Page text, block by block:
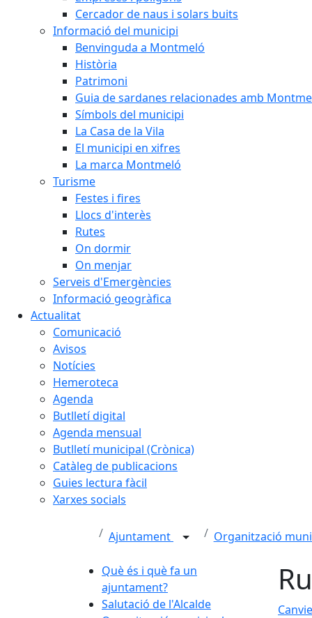
Cercador de naus i solars buits
Informació del municipi
Benvinguda a Montmeló
Història
Patrimoni
Guia de sardanes relacionades amb
Símbols del municipi
La Casa de la Vila
El municipi en xifres
La marca Montmeló
Turisme
Festes i fires
Llocs d'interès
Rutes
On dormir
On menjar
Serveis d'Emergències
Informació geogràfica
Actualitat
Comunicació
Avisos
Notícies
Hemeroteca
Agenda
Butlletí digital
Agenda mensual
Butlletí municipal (Crònica)
Catàleg de publicacions
Guies lectura fàcil
Xarxes socials
Ajuntament Organització
Què és i què fa un
ajuntament?
Salutació de l'Alcalde